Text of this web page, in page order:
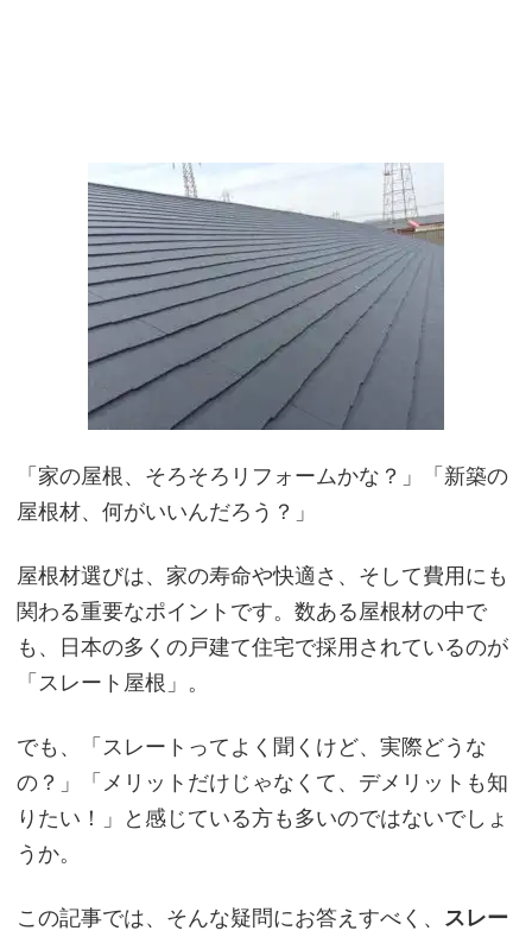
「家の屋根、そろそろリフォームかな？」「新築の
屋根材、何がいいんだろう？」
屋根材選びは、家の寿命や快適さ、そして費用にも
関わる重要なポイントです。数ある屋根材の中で
も、日本の多くの戸建て住宅で採用されているのが
「スレート屋根」。
でも、「スレートってよく聞くけど、実際どうな
の？」「メリットだけじゃなくて、デメリットも知
りたい！」と感じている方も多いのではないでしょ
うか。
この記事では、そんな疑問にお答えすべく、 スレー